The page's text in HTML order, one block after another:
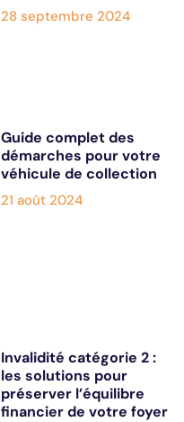
28 septembre 2024
Guide complet des
démarches pour votre
véhicule de collection
21 août 2024
Invalidité catégorie 2 :
les solutions pour
préserver l’équilibre
financier de votre foyer